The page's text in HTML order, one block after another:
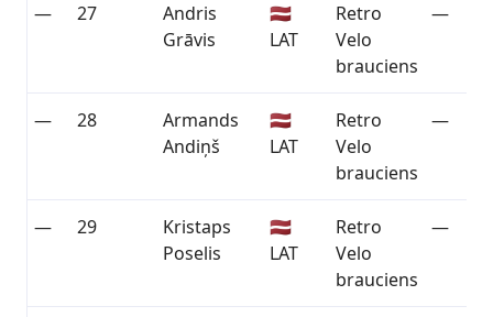
— 27
Andris
Grāvis
🇱🇻
LAT
Retro
Velo
brauciens
—
— 28
Armands
Andiņš
🇱🇻
LAT
Retro
Velo
brauciens
—
— 29
Kristaps
Poselis
🇱🇻
LAT
Retro
Velo
brauciens
—